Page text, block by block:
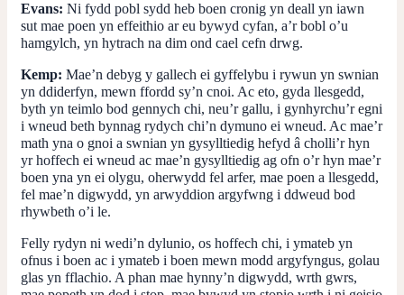
Evans: Ni fydd pobl sydd heb boen cronig yn deall yn iawn
sut mae poen yn effeithio ar eu bywyd cyfan, a’r bobl o’u
hamgylch, yn hytrach na dim ond cael cefn drwg.
Kemp: Mae’n debyg y gallech ei gyffelybu i rywun yn swnian
yn ddiderfyn, mewn ffordd sy’n cnoi. Ac eto, gyda llesgedd,
byth yn teimlo bod gennych chi, neu’r gallu, i gynhyrchu’r egni
i wneud beth bynnag rydych chi’n dymuno ei wneud. Ac mae’r
math yna o gnoi a swnian yn gysylltiedig hefyd â cholli’r hyn
yr hoffech ei wneud ac mae’n gysylltiedig ag ofn o’r hyn mae’r
boen yna yn ei olygu, oherwydd fel arfer, mae poen a llesgedd,
fel mae’n digwydd, yn arwyddion argyfwng i ddweud bod
rhywbeth o’i le.
Felly rydyn ni wedi’n dylunio, os hoffech chi, i ymateb yn
ofnus i boen ac i ymateb i boen mewn modd argyfyngus, golau
glas yn fflachio. A phan mae hynny’n digwydd, wrth gwrs,